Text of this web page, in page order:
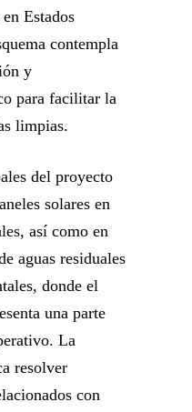
Estados
contempla
y
para facilitar la
limpias.
del proyecto
solares en
así como en
aguas residuales
donde el
una parte
La
resolver
con